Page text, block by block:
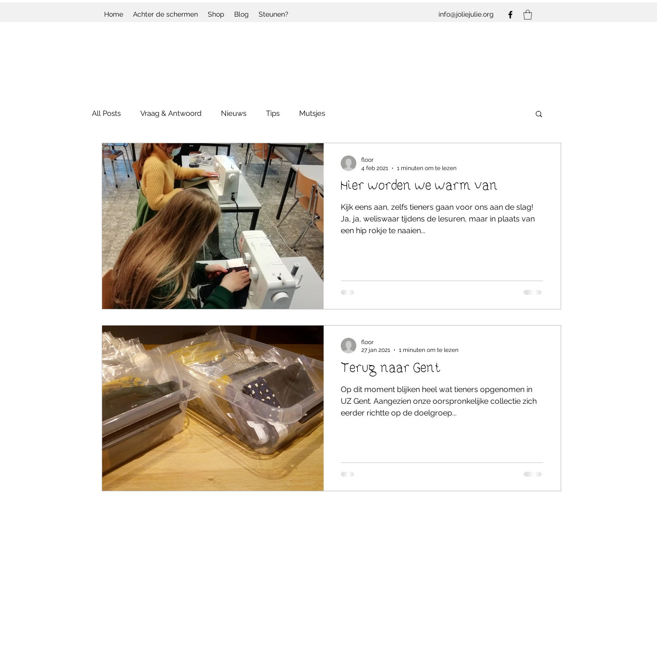
Home Achter de schermen Shop Blog Steunen? info@joliejulie.org
All Posts Vraag & Antwoord Nieuws Tips Mutsjes
Hier worden we warm van
Kijk eens aan, zelfs tieners gaan voor ons aan de slag!
Ja, ja, weliswaar tijdens de lesuren, maar in plaats van
een hip rokje te naaien...
floor
4 feb 2021
1 minuten om te lezen
Terug naar Gent
Op dit moment blijken heel wat tieners opgenomen in
UZ Gent. Aangezien onze oorspronkelijke collectie zich
eerder richtte op de doelgroep...
floor
27 jan 2021
1 minuten om te lezen